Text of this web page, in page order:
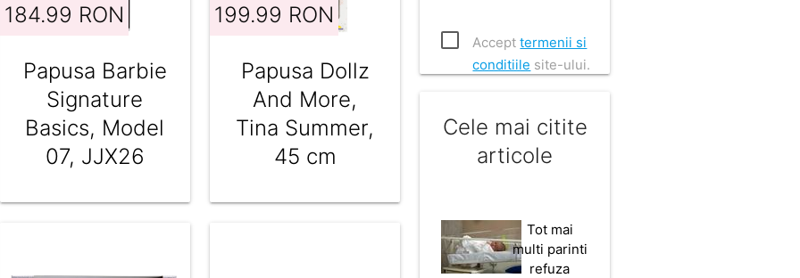
184.99 RON
Papusa Barbie
Signature
Basics, Model
07, JJX26
199.99 RON
Papusa Dollz
And More,
Tina Summer,
45 cm
Accepttermenii si
conditiile site-ului.
Cele mai citite
articole
Tot mai
multi parinti
refuza